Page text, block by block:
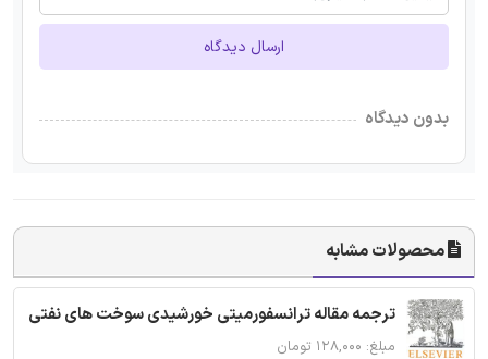
ارسال دیدگاه
بدون دیدگاه
محصولات مشابه
ترجمه مقاله ترانسفورمیتی خورشیدی سوخت های نفتی
مبلغ: ۱۲۸,۰۰۰ تومان